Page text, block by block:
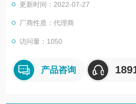
更新时间：2022-07-27
厂商性质：代理商
访问量：1050
产品咨询